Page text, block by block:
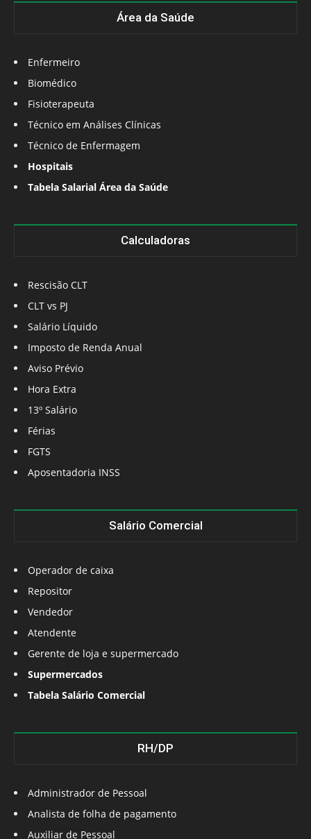
Área da Saúde
Enfermeiro
Biomédico
Fisioterapeuta
Técnico em Análises Clínicas
Técnico de Enfermagem
Hospitais
Tabela Salarial Área da Saúde
Calculadoras
Rescisão CLT
CLT vs PJ
Salário Líquido
Imposto de Renda Anual
Aviso Prévio
Hora Extra
13º Salário
Férias
FGTS
Aposentadoria INSS
Salário Comercial
Operador de caixa
Repositor
Vendedor
Atendente
Gerente de loja e supermercado
Supermercados
Tabela Salário Comercial
RH/DP
Administrador de Pessoal
Analista de folha de pagamento
Auxiliar de Pessoal